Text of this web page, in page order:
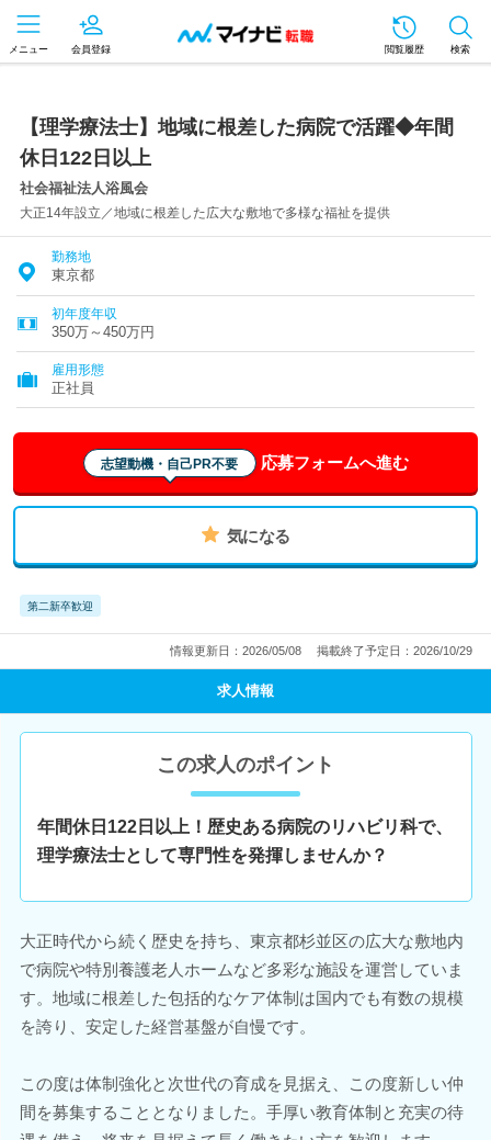
メニュー 会員登録 閲覧履歴 検索
【理学療法士】地域に根差した病院で活躍◆年間
休日122日以上
社会福祉法人浴風会
大正14年設立／地域に根差した広大な敷地で多様な福祉を提供
勤務地
東京都
初年度年収
350万～450万円
雇用形態
正社員
志望動機・自己PR不要 応募フォームへ進む
気になる
第二新卒歓迎
情報更新日：2026/05/08 掲載終了予定日：2026/10/29
求人情報
この求人のポイント
年間休日122日以上！歴史ある病院のリハビリ科で、
理学療法士として専門性を発揮しませんか？
大正時代から続く歴史を持ち、東京都杉並区の広大な敷地内
で病院や特別養護老人ホームなど多彩な施設を運営していま
す。地域に根差した包括的なケア体制は国内でも有数の規模
を誇り、安定した経営基盤が自慢です。
この度は体制強化と次世代の育成を見据え、この度新しい仲
間を募集することとなりました。手厚い教育体制と充実の待